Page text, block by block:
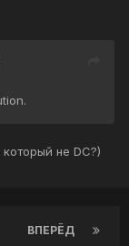
не DC?)
ВПЕРЁД